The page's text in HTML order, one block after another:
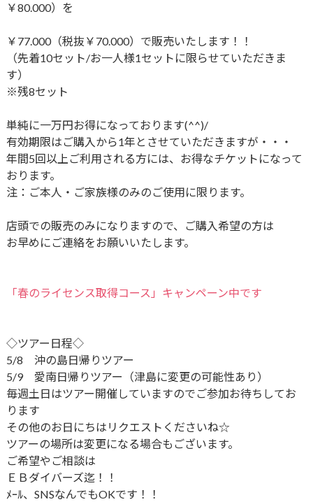
￥80.000）を
￥77.000（税抜￥70.000）で販売いたします！！
（先着10セット/お一人様1セットに限らせていただきま
す）
※残8セット
単純に一万円お得になっております(^^)/
有効期限はご購入から1年とさせていただきますが・・・
年間5回以上ご利用される方には、お得なチケットになって
おります。
注：ご本人・ご家族様のみのご使用に限ります。
店頭での販売のみになりますので、ご購入希望の方は
お早めにご連絡をお願いいたします。
「春のライセンス取得コース」キャンペーン中です
◇ツアー日程◇
5/8 沖の島日帰りツアー
5/9 愛南日帰りツアー（津島に変更の可能性あり）
毎週土日はツアー開催していますのでご参加お待ちしてお
ります
その他のお日にちはリクエストくださいね☆
ツアーの場所は変更になる場合もございます。
ご希望やご相談は
ＥＢダイバーズ迄！！
ﾒｰﾙ、SNSなんでもOKです！！